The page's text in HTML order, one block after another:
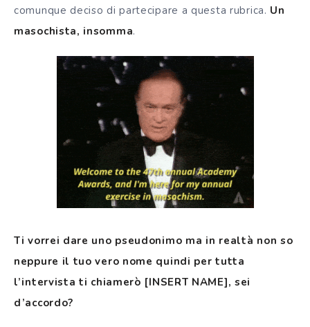
comunque deciso di partecipare a questa rubrica. Un
masochista, insomma.
Ti vorrei dare uno pseudonimo ma in realtà non so
neppure il tuo vero nome quindi per tutta
l’intervista ti chiamerò [INSERT NAME], sei
d’accordo?